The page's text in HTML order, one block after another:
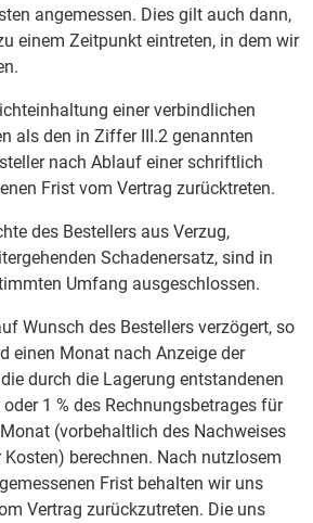
angemessen. Dies gilt auch dann,
einem Zeitpunkt eintreten, in dem wir
einer verbindlichen
als den in Ziffer III.2 genannten
nach Ablauf einer schriftlich
Frist vom Vertrag zurücktreten.
des Bestellers aus Verzug,
Schadenersatz, sind in
Umfang ausgeschlossen.
Wunsch des Bestellers verzögert, so
einen Monat nach Anzeige der
durch die Lagerung entstandenen
1 % des Rechnungsbetrages für
(vorbehaltlich des Nachweises
berechnen. Nach nutzlosem
Frist behalten wir uns
Vertrag zurückzutreten. Die uns